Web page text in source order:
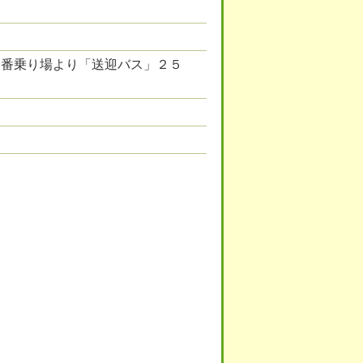
り場より「送迎バス」２５